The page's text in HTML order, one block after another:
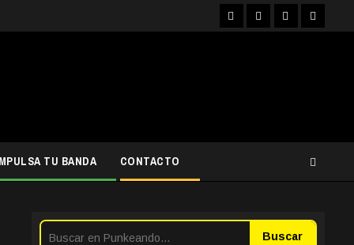
FacebookInstagram
YouTubeTwitter
TU BANDA CONTACTO
Buscar